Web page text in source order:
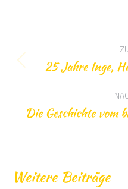
25 Jahre Inge,
Die Geschichte vom
Weitere Beiträge